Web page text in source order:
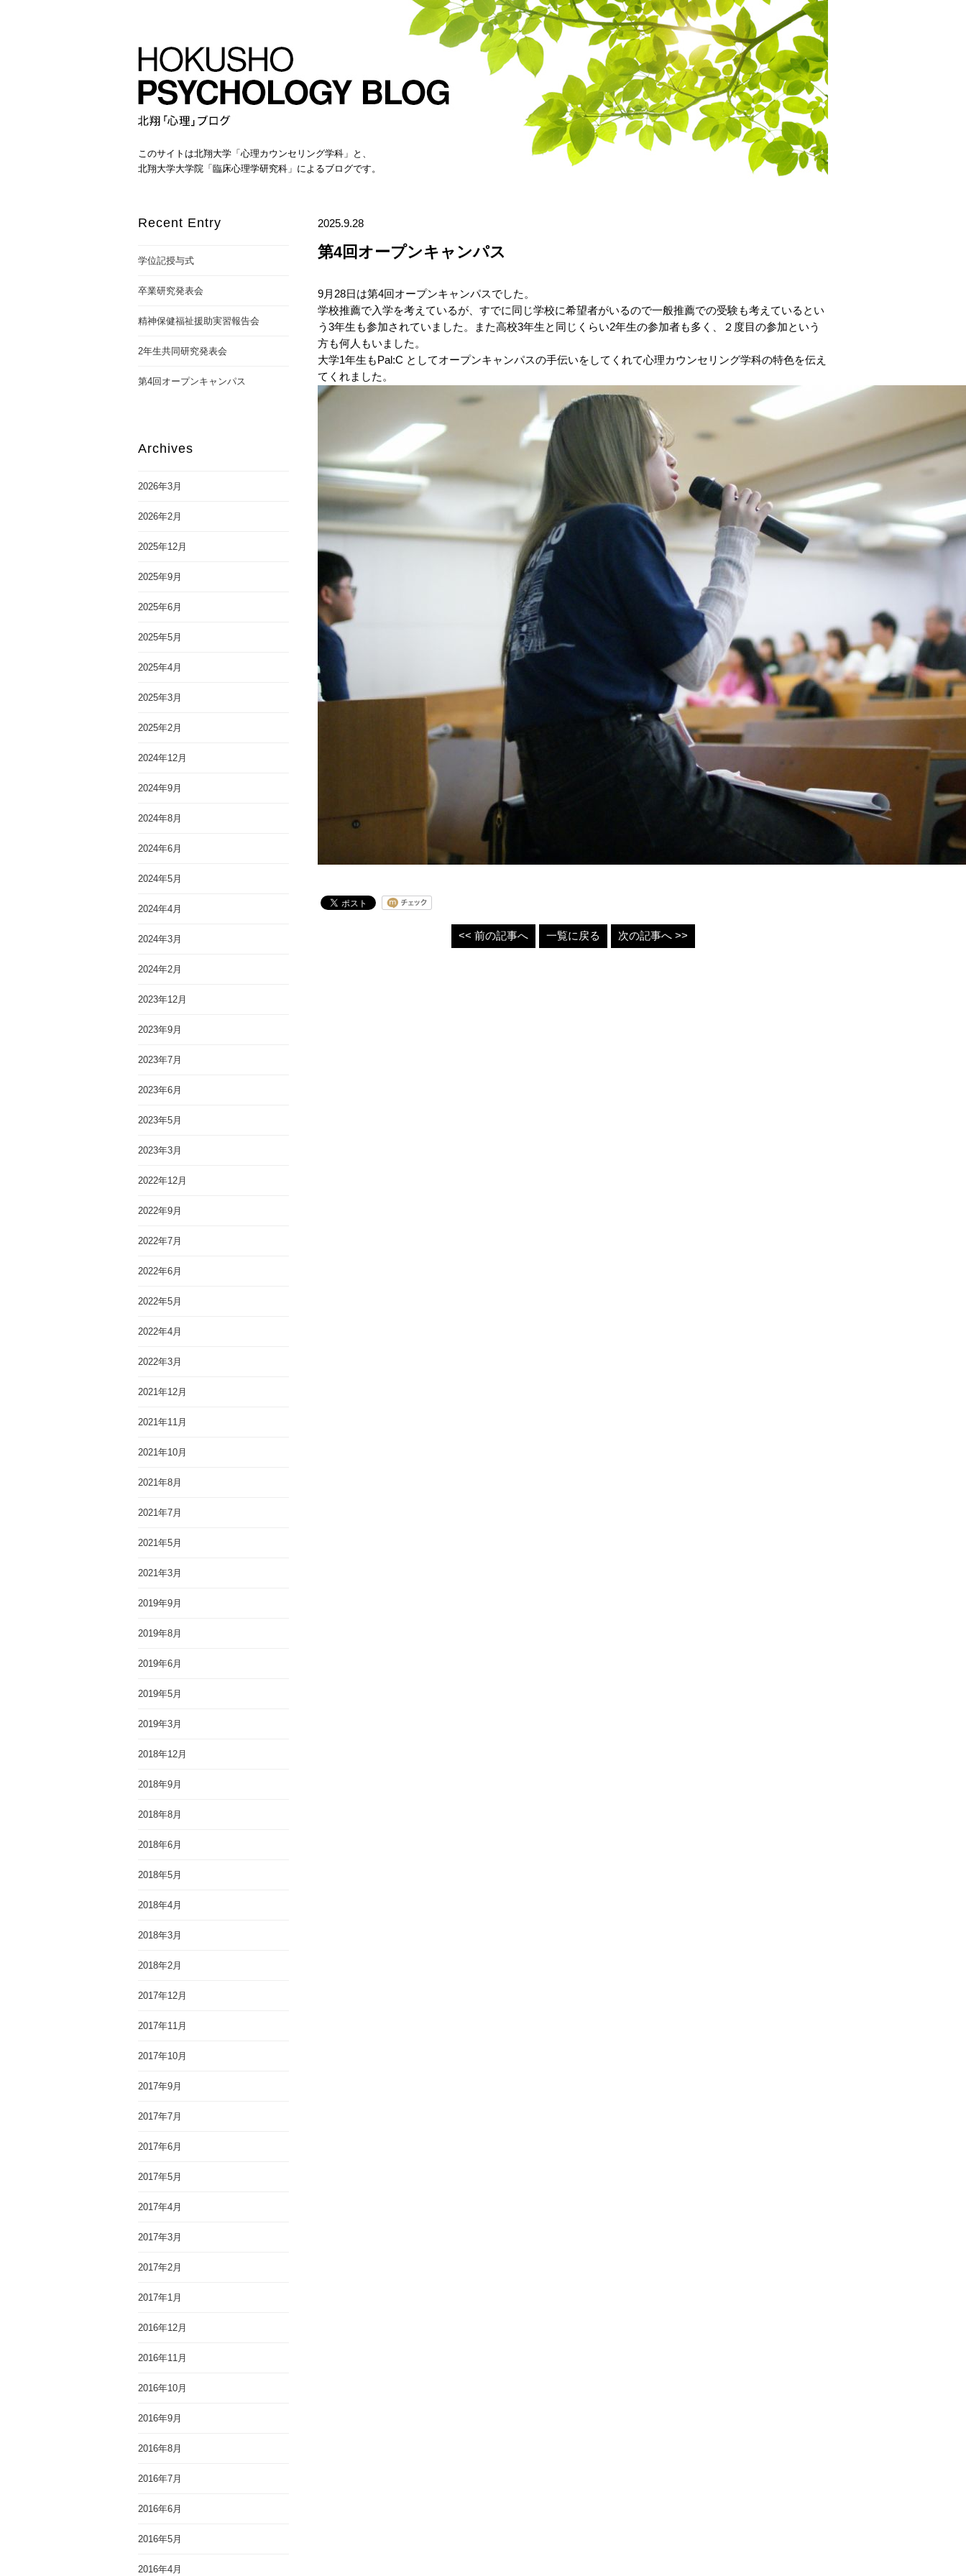
このサイトは北翔大学「心理カウンセリング学科」と、
北翔大学大学院「臨床心理学研究科」によるブログです。
Recent Entry
学位記授与式
卒業研究発表会
精神保健福祉援助実習報告会
2年生共同研究発表会
第4回オープンキャンパス
Archives
2026年3月
2026年2月
2025年12月
2025年9月
2025年6月
2025年5月
2025年4月
2025年3月
2025年2月
2024年12月
2024年9月
2024年8月
2024年6月
2024年5月
2024年4月
2024年3月
2024年2月
2023年12月
2023年9月
2023年7月
2023年6月
2023年5月
2023年3月
2022年12月
2022年9月
2022年7月
2022年6月
2022年5月
2022年4月
2022年3月
2021年12月
2021年11月
2021年10月
2021年8月
2021年7月
2021年5月
2021年3月
2019年9月
2019年8月
2019年6月
2019年5月
2019年3月
2018年12月
2018年9月
2018年8月
2018年6月
2018年5月
2018年4月
2018年3月
2018年2月
2017年12月
2017年11月
2017年10月
2017年9月
2017年7月
2017年6月
2017年5月
2017年4月
2017年3月
2017年2月
2017年1月
2016年12月
2016年11月
2016年10月
2016年9月
2016年8月
2016年7月
2016年6月
2016年5月
2016年4月
2025.9.28
第4回オープンキャンパス
9月28日は第4回オープンキャンパスでした。
学校推薦で入学を考えているが、すでに同じ学校に希望者がいるので一般推薦での受験も考えているとい
う3年生も参加されていました。また高校3年生と同じくらい2年生の参加者も多く、２度目の参加という
方も何人もいました。
大学1年生もPal:C としてオープンキャンパスの手伝いをしてくれて心理カウンセリング学科の特色を伝え
てくれました。
<< 前の記事へ 一覧に戻る 次の記事へ >>